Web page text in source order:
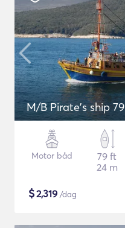
M/B Pirate's ship 79
Motor båd
79 ft
24 m
$2,319 /dag